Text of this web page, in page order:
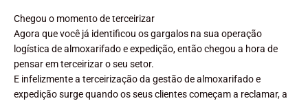
Chegou o momento de terceirizar
Agora que você já identificou os gargalos na sua operação
logística de almoxarifado e expedição, então chegou a hora de
pensar em terceirizar o seu setor.
E infelizmente a terceirização da gestão de almoxarifado e
expedição surge quando os seus clientes começam a reclamar, a